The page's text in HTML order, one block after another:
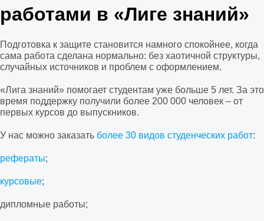
работами в «Лиге знаний»
Подготовка к защите становится намного спокойнее, когда
сама работа сделана нормально: без хаотичной структуры,
случайных источников и проблем с оформлением.
«Лига знаний» помогает студентам уже больше 5 лет. За это
время поддержку получили более 200 000 человек – от
первых курсов до выпускников.
У нас можно заказать более 30 видов студенческих работ:
рефераты;
курсовые;
дипломные работы;